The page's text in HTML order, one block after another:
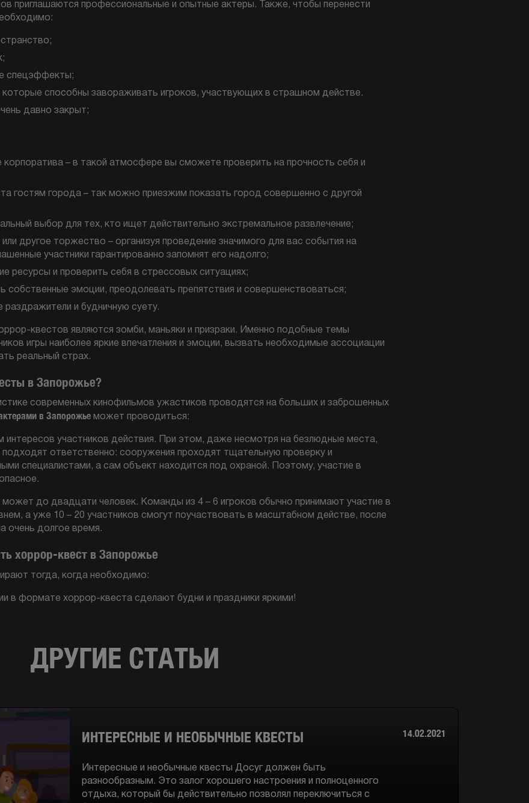
приглашаются профессиональные и опытные актеры. Также, чтобы перенести
спецэффекты;
которые способны завораживать игроков, участвующих в страшном действе.
давно закрыт;
корпоратива – в такой атмосфере вы сможете проверить на прочность себя и
гостям города – так можно приезжим показать город совершенно с другой
выбор для тех, кто ищет действительно экстремальное развлечение;
другое торжество – организуя проведение значимого для вас события на
участники гарантированно запомнят его надолго;
ресурсы и проверить себя в стрессовых ситуациях;
собственные эмоции, преодолевать препятствия и совершенствоваться;
и будничную суету.
квестов являются зомби, маньяки и призраки. Именно подобные темы
игры наиболее яркие впечатления и эмоции, вызвать необходимые ассоциации
реальный страх.
в Запорожье?
современных кинофильмов ужастиков проводятся на больших и заброшенных
в Запорожье может проводиться:
интересов участников действия. При этом, даже несмотря на безлюдные места,
ответственно: сооружения проходят тщательную проверку и
специалистами, а сам объект находится под охраной. Поэтому, участие в
до двадцати человек. Команды из 4 – 6 игроков обычно принимают участие в
а уже 10 – 20 участников смогут поучаствовать в масштабном действе, после
очень долгое время.
хоррор-квест в Запорожье
тогда, когда необходимо:
в формате хоррор-квеста сделают будни и праздники яркими!
ДРУГИЕ СТАТЬИ
ИНТЕРЕСНЫЕ И НЕОБЫЧНЫЕ КВЕСТЫ
Интересные и необычные квесты Досуг должен быть
разнообразным. Это залог хорошего настроения и полноценного
отдыха, который бы действительно позволял переключиться с
14.02.2021